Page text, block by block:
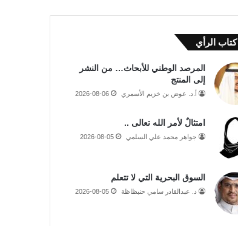
كتاب الرأي
المرصد الوطني للأبحاث… من النشر
إلى المنتج
أ.د. عوض بن خزيم الأسمري 2026-08-06
امتثالٌ لأمر الله تعالى ..
جواهر محمد علي السلمي 2026-08-05
السوق البحرية التي لا تتعلم
د. عبدالقادر سامي حنبظاظة 2026-08-05